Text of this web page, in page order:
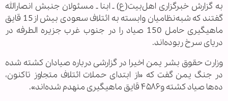
به گزارش خبرگزاری اهل‌بیت(ع) ـ ابنا ـ مسئولان جنبش انصارالله
گفتند که شبه‌نظامیان وابسته به ائتلاف سعودی بیش از15 قایق
ماهیگیری حامل 150 صیاد را در جنوب غرب جزیره الطرفه در
دریای سرخ ربوده‌اند.
وزارت حقوق بشر یمن اخیرا در گزارشی درباره صیادان کشته شده
در جنگ یمن گفت که «از ابتدای حملات ائتلاف متجاوز تاکنون،
ده‌ها صیاد کشته و۴۵۸۶ قایق ماهیگیری منهدم شده‌‌اند».